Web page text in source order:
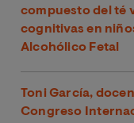
compuesto del té
cognitivas en
Alcohólico Fetal
Toni García,
Congreso